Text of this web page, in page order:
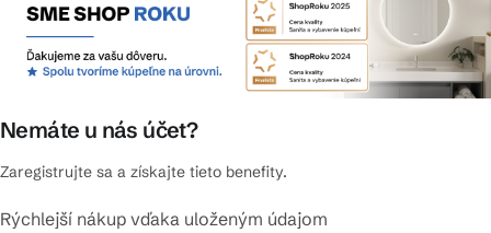
Nemáte u nás účet?
Zaregistrujte sa a získajte tieto benefity.
Rýchlejší nákup vďaka uloženým údajom